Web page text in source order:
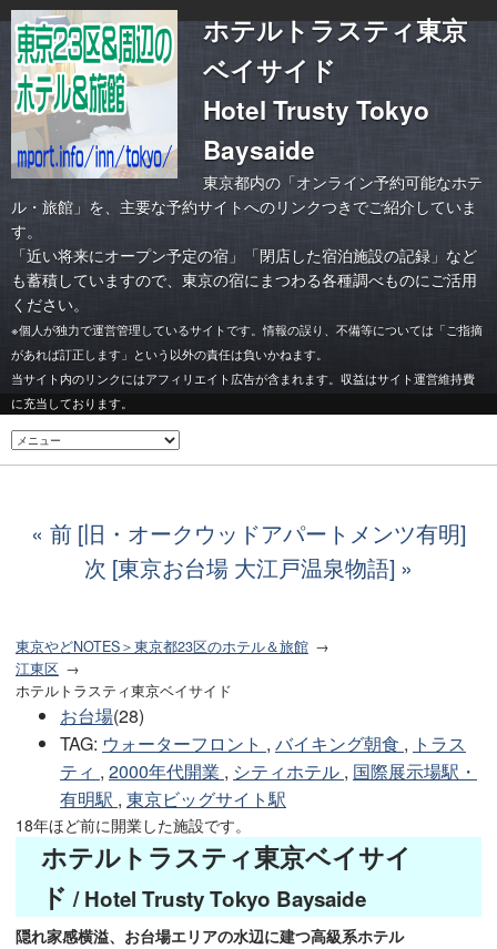
ホテルトラスティ東京
ベイサイド
Hotel Trusty Tokyo
Baysaide
東京都内の「オンライン予約可能なホテ
ル・旅館」を、主要な予約サイトへのリンクつきでご紹介していま
す。
「近い将来にオープン予定の宿 」「閉店した宿泊施設の記録 」など
も蓄積していますので、東京の宿にまつわる各種調べものにご活用
ください。
※個人が独力で運営管理しているサイトです。情報の誤り、不備等については「ご指摘
があれば訂正します」という以外の責任は負いかねます。
当サイト内のリンクにはアフィリエイト広告が含まれます。収益はサイト運営維持費
に充当しております。
前 [旧・オークウッドアパートメンツ有明]
次 [東京お台場 大江戸温泉物語]
東京やどNOTES＞東京都23区のホテル＆旅館
江東区
ホテルトラスティ東京ベイサイド
お台場(28)
TAG: ウォーターフロント , バイキング朝食 , トラス
ティ , 2000年代開業 , シティホテル , 国際展示場駅・
有明駅 , 東京ビッグサイト駅
18年ほど前に開業した施設です。
ホテルトラスティ東京ベイサイ
ド / Hotel Trusty Tokyo Baysaide
隠れ家感横溢、お台場エリアの水辺に建つ高級系ホテル